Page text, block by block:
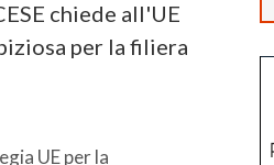
chiede all'UE
per la filiera
UE per la